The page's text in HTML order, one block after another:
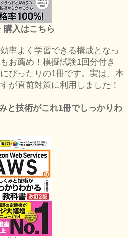
購入はこちら
率よく学習できる構成となっ
お薦め！模擬試験1回分付き
ぴったりの1冊です。実は、本
が直前対策に利用しました！
と技術がこれ1冊でしっかりわ